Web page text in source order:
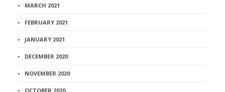
MARCH 2021
FEBRUARY 2021
JANUARY 2021
DECEMBER 2020
NOVEMBER 2020
OCTOBER 2020